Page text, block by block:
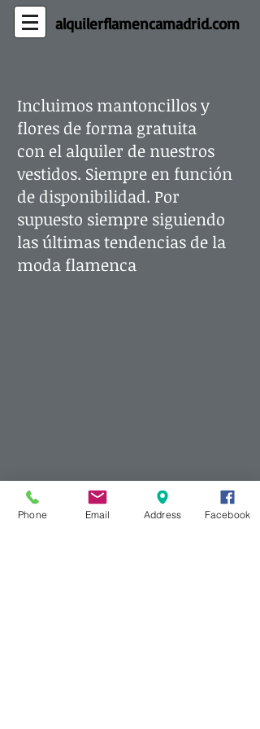
alquilerflamenca​madrid.com
Incluimos mantoncillos y
flores de forma gratuita
con el alquiler de nuestros
vestidos. Siempre en función
de disponibilidad. Por
supuesto siempre siguiendo
las últimas tendencias de la
moda flamenca
Phone Email Address Facebook